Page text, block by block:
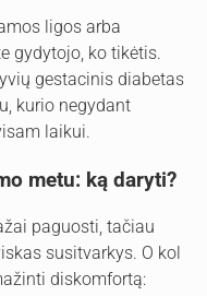
ligos arba
gydytojo, ko tikėtis.
gestacinis diabetas
kurio negydant
laikui.
metu: ką daryti?
paguosti, tačiau
susitvarkys. O kol
diskomfortą: